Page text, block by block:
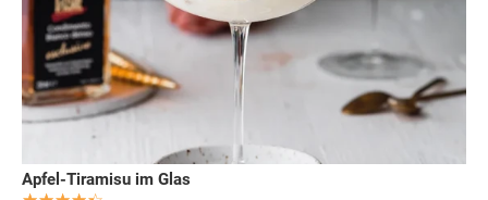
Apfel-Tiramisu im Glas